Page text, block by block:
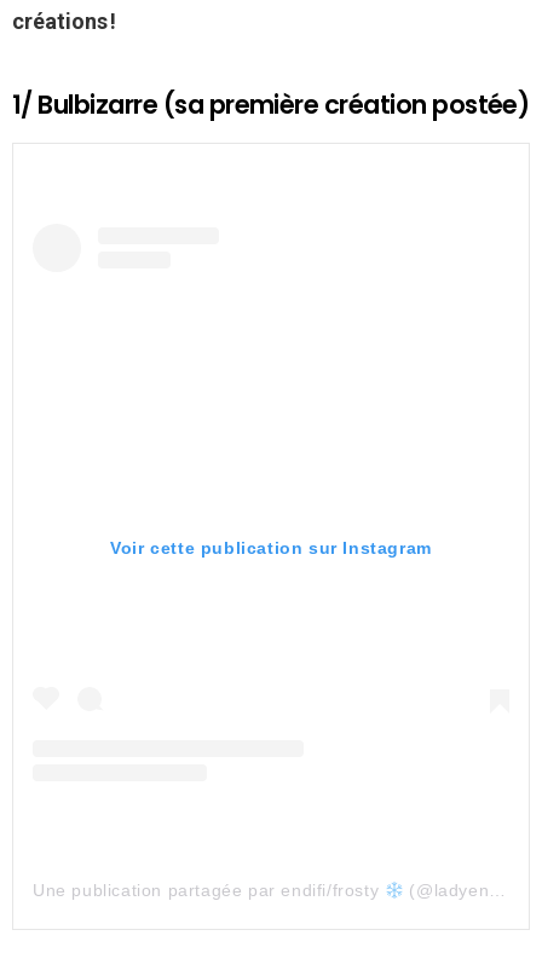
créations !
1/ Bulbizarre (sa première création postée)
Voir cette publication sur Instagram
Une publication partagée par endifi/frosty (@ladyendifi)